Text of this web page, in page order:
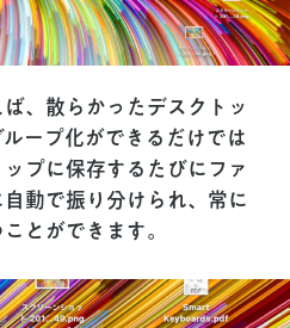
ば、散らかったデスクトッ
ープ化ができるだけでは
プに保存するたびにファ
動で振り分けられ、常に
とができます。